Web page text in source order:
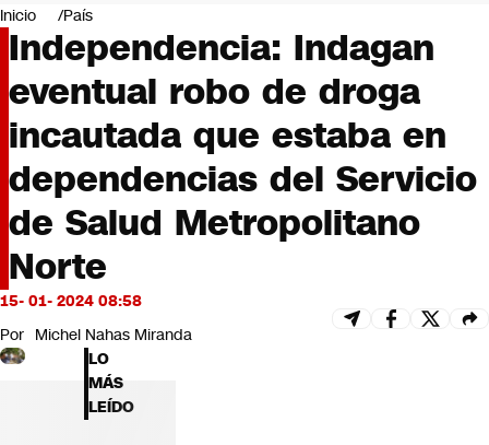
Negocios
Deportes
Programas completos
Cultura
Servicios
Bits
CNN tiempo
Futuro 360
Opinión
Inicio País
Independencia: Indagan
eventual robo de droga
incautada que estaba en
dependencias del Servicio
de Salud Metropolitano
Norte
15- 01- 2024 08:58
Por Michel Nahas Miranda
LO
MÁS
LEÍDO